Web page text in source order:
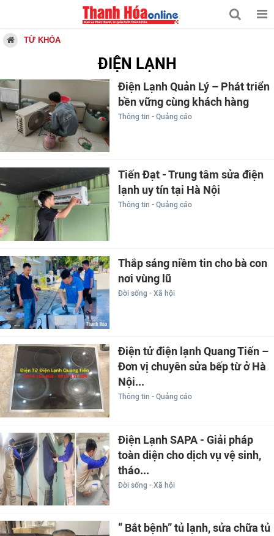
TỪ KHÓA
ĐIỆN LẠNH
Điện Lạnh Quản Lý – Phát triển
bền vững cùng khách hàng
Thông tin - Quảng cáo
Tiến Đạt - Trung tâm sửa điện
lạnh uy tín tại Hà Nội
Thông tin - Quảng cáo
Thắp sáng niềm tin cho bà con
nơi vùng lũ
Đời sống - Xã hội
Điện tử điện lạnh Quang Tiến –
Đơn vị chuyên sửa bếp từ ở Hà
Nội...
Thông tin - Quảng cáo
Điện Lạnh SAPA - Giải pháp
toàn diện cho dịch vụ vệ sinh,
tháo...
Đời sống - Xã hội
“ Bắt bệnh” tủ lạnh, sửa chữa tủ